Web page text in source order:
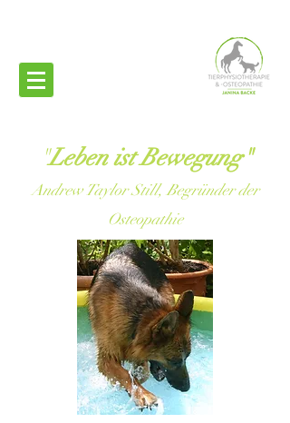
"Leben ist Bewegung"
Andrew Taylor Still, Begründer der
Osteopathie